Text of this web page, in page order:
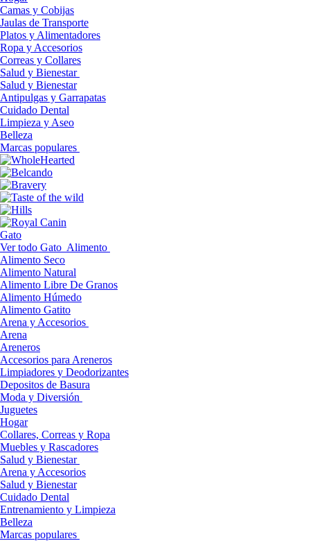
Camas y Cobijas
Jaulas de Transporte
Platos y Alimentadores
Ropa y Accesorios
Correas y Collares
Salud y Bienestar
Salud y Bienestar
Antipulgas y Garrapatas
Cuidado Dental
Limpieza y Aseo
Belleza
Marcas populares
Gato
Ver todo Gato Alimento
Alimento Seco
Alimento Natural
Alimento Libre De Granos
Alimento Húmedo
Alimento Gatito
Arena y Accesorios
Arena
Areneros
Accesorios para Areneros
Limpiadores y Deodorizantes
Depositos de Basura
Moda y Diversión
Juguetes
Hogar
Collares, Correas y Ropa
Muebles y Rascadores
Salud y Bienestar
Arena y Accesorios
Salud y Bienestar
Cuidado Dental
Entrenamiento y Limpieza
Belleza
Marcas populares